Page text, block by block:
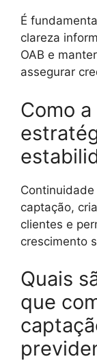
É
clareza
OAB e
assegurar
Como
captação,
clientes e
crescimento
Quais
que